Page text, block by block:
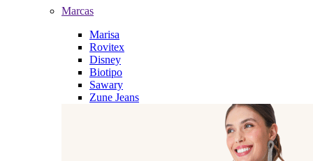
Marcas
Marisa
Rovitex
Disney
Biotipo
Sawary
Zune Jeans